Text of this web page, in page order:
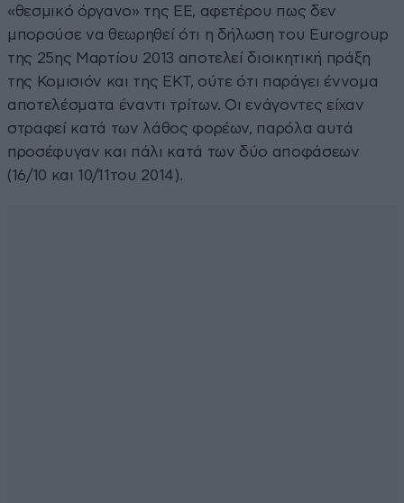
«θεσμικό όργανο» της ΕΕ, αφετέρου πως δεν
μπορούσε να θεωρηθεί ότι η δήλωση του Εurogroup
της 25ης Μαρτίου 2013 αποτελεί διοικητική πράξη
της Κομισιόν και της ΕΚΤ, ούτε ότι παράγει έννομα
αποτελέσματα έναντι τρίτων. Οι ενάγοντες είχαν
στραφεί κατά των λάθος φορέων, παρόλα αυτά
προσέφυγαν και πάλι κατά των δύο αποφάσεων
(16/10 και 10/11του 2014).